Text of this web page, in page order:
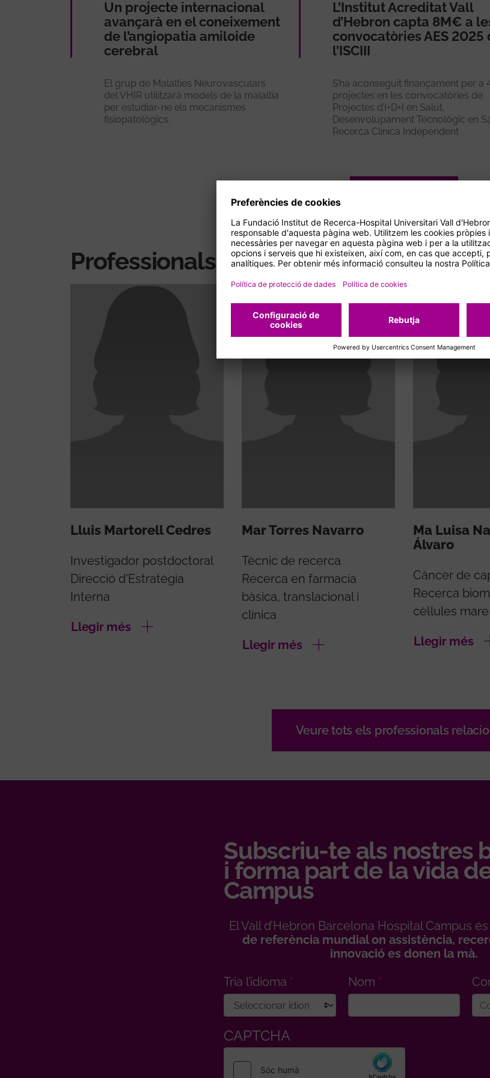
Un projecte internacional
avançarà en el coneixement
de l’angiopatia amiloide
cerebral
El grup de Malalties Neurovasculars
del VHIR utilitzarà models de la malaltia
per estudiar-ne els mecanismes
fisiopatològics.
L’Institut Acreditat Vall
d’Hebron capta 8M€ a
convocatòries AES 2025
l’ISCIII
S’ha aconseguit finançament per a
projectes en les convocatòries de
Projectes d’I+D+I en Salut,
Desenvolupament Tecnològic en
Recerca Clínica Independent
Professionals relacionats
Lluis Martorell Cedres
Investigador postdoctoral
Direcció d'Estratègia
Interna
Llegir més
Mar Torres Navarro
Tècnic de recerca
Recerca en farmacia
bàsica, translacional i
clínica
Llegir més
Ma Luisa
Álvaro
Càncer de
Recerca
cèl·lules
Llegir més
Veure tots els professionals
Subscriu-te als nostres
i forma part de la vida
Campus
El Vall d’Hebron Barcelona Hospital Campus
de referència mundial on assistència,
innovació es donen la mà.
Tria l’idioma
Nom
CAPTCHA